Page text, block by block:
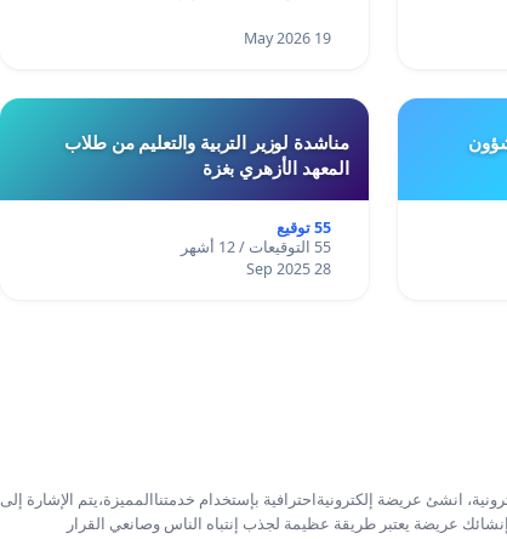
19 May 2026
مناشدة لوزير التربية والتعليم من طلاب
المعهد الأزهري بغزة
55 توقيع
55 التوقيعات / 12 أشهر
28 Sep 2025
انشئ عريضة إلكترونيةاحترافية بإستخدام خدمتناالمميزة،يتم الإشارة إلى
عريضة يعتبر طريقة عظيمة لجذب إنتباه الناس وصانعي القرار